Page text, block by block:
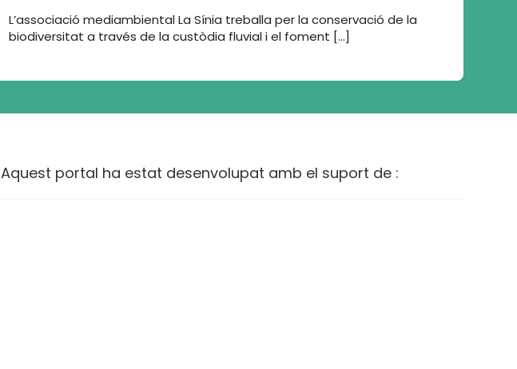
L’associació mediambiental La Sínia treballa per la conservació de la
biodiversitat a través de la custòdia fluvial i el foment […]
Aquest portal ha estat desenvolupat amb el suport de :